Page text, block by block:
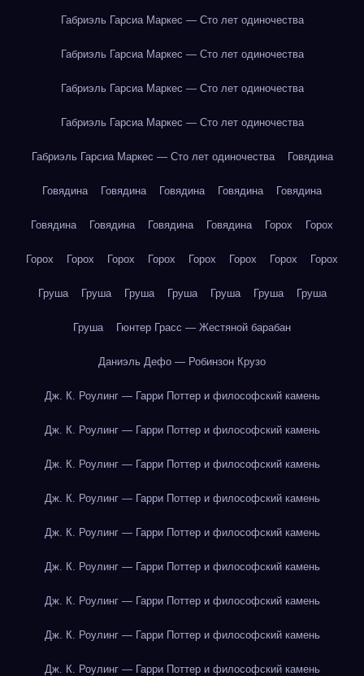
Габриэль Гарсиа Маркес — Сто лет одиночества
Габриэль Гарсиа Маркес — Сто лет одиночества
Габриэль Гарсиа Маркес — Сто лет одиночества
Габриэль Гарсиа Маркес — Сто лет одиночества
Габриэль Гарсиа Маркес — Сто лет одиночества Говядина
Говядина Говядина Говядина Говядина Говядина
Говядина Говядина Говядина Говядина Горох Горох
Горох Горох Горох Горох Горох Горох Горох Горох
Груша Груша Груша Груша Груша Груша Груша
Груша Гюнтер Грасс — Жестяной барабан
Даниэль Дефо — Робинзон Крузо
Дж. К. Роулинг — Гарри Поттер и философский камень
Дж. К. Роулинг — Гарри Поттер и философский камень
Дж. К. Роулинг — Гарри Поттер и философский камень
Дж. К. Роулинг — Гарри Поттер и философский камень
Дж. К. Роулинг — Гарри Поттер и философский камень
Дж. К. Роулинг — Гарри Поттер и философский камень
Дж. К. Роулинг — Гарри Поттер и философский камень
Дж. К. Роулинг — Гарри Поттер и философский камень
Дж. К. Роулинг — Гарри Поттер и философский камень